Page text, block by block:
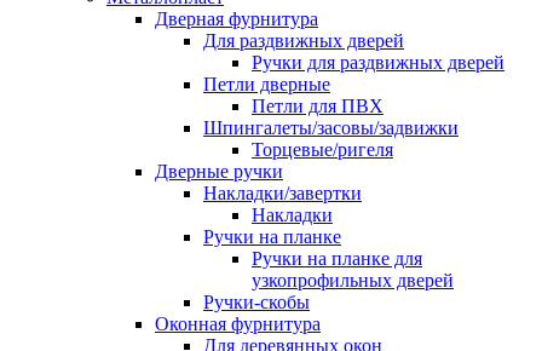
Дверная фурнитура
Для раздвижных дверей
Ручки для раздвижных дверей
Петли дверные
Петли для ПВХ
Шпингалеты/засовы/задвижки
Торцевые/ригеля
Дверные ручки
Накладки/завертки
Накладки
Ручки на планке
Ручки на планке для
узкопрофильных дверей
Ручки-скобы
Оконная фурнитура
Для деревянных окон